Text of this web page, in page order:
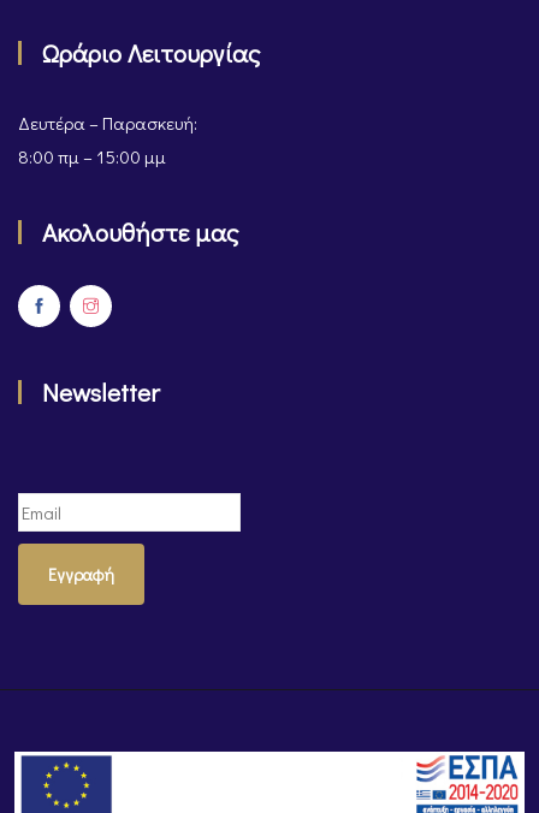
Ωράριο Λειτουργίας
Δευτέρα – Παρασκευή:
8:00 πμ – 15:00 μμ
Ακολουθήστε μας
Newsletter
Εγγραφή